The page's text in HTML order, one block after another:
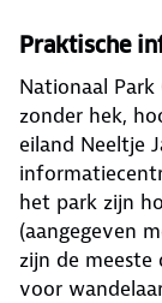
Praktische
Nationaal
zonder hek,
eiland Neeltje
het park zijn
(aangegeven
zijn de
voor